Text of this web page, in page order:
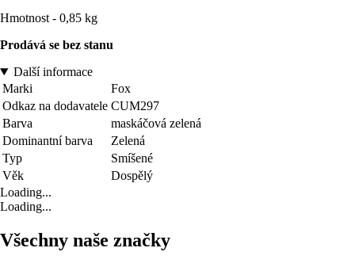
Hmotnost - 0,85 kg
Prodává se bez stanu
Další informace
Marki
Fox
Odkaz na dodavatele CUM297
Barva
maskáčová zelená
Dominantní barva
Zelená
Typ
Smíšené
Věk
Dospělý
Loading...
Loading...
Všechny naše značky